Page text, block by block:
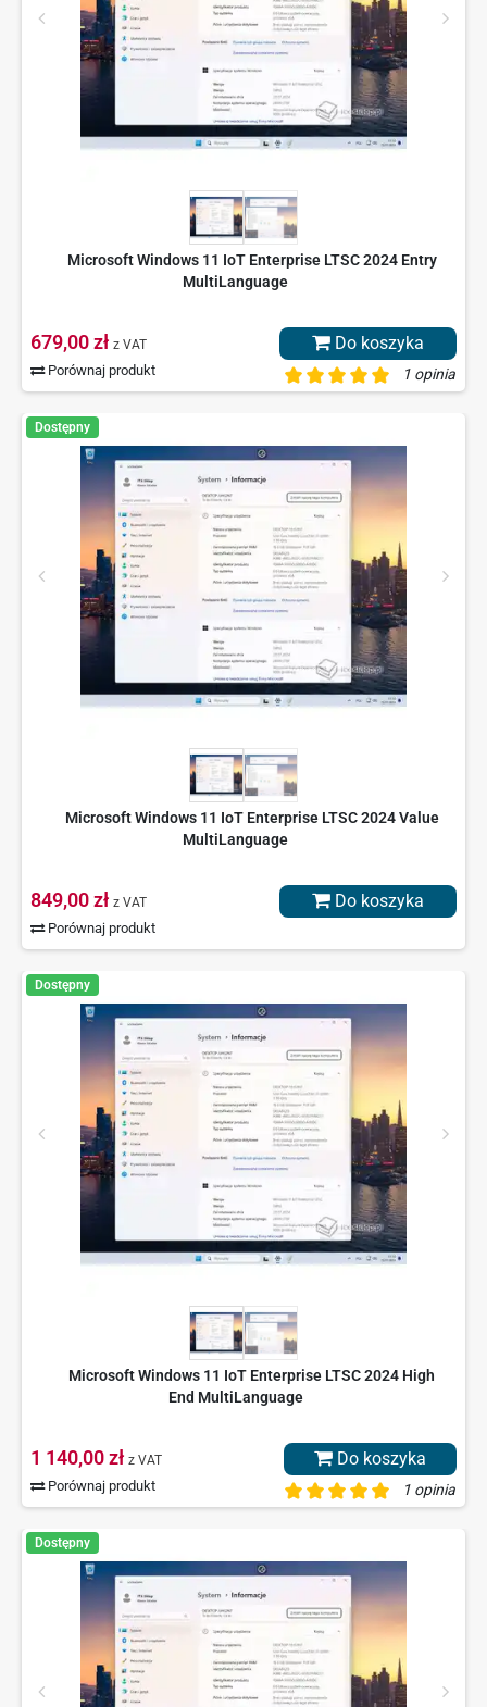
1 opinia
Microsoft Windows 11 IoT Enterprise LTSC 2024 Entry
MultiLanguage
679,00 zł z VAT
Porównaj produkt
Do koszyka
Dostępny
Microsoft Windows 11 IoT Enterprise LTSC 2024 Value
MultiLanguage
849,00 zł z VAT
Porównaj produkt
Do koszyka
Dostępny
1 opinia
Microsoft Windows 11 IoT Enterprise LTSC 2024 High
End MultiLanguage
1 140,00 zł z VAT
Porównaj produkt
Do koszyka
Dostępny